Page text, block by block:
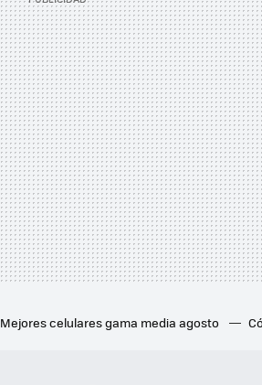
Mejores celulares gama media agosto